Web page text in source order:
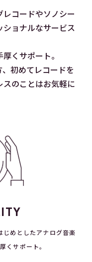
コードやソノシー
ショナルなサービス
くサポート。
初めてレコードを
のことはお気軽に
じめとしたアナログ音楽
くサポート。